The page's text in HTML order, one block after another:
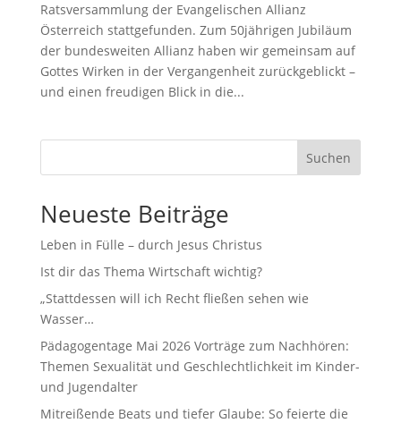
Ratsversammlung der Evangelischen Allianz
Österreich stattgefunden. Zum 50jährigen Jubiläum
der bundesweiten Allianz haben wir gemeinsam auf
Gottes Wirken in der Vergangenheit zurückgeblickt –
und einen freudigen Blick in die...
Suchen
Neueste Beiträge
Leben in Fülle – durch Jesus Christus
Ist dir das Thema Wirtschaft wichtig?
„Stattdessen will ich Recht fließen sehen wie
Wasser…
Pädagogentage Mai 2026 Vorträge zum Nachhören:
Themen Sexualität und Geschlechtlichkeit im Kinder-
und Jugendalter
Mitreißende Beats und tiefer Glaube: So feierte die